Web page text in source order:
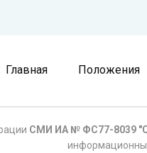
Главная Положения
СМИ ИА № ФС77-8039